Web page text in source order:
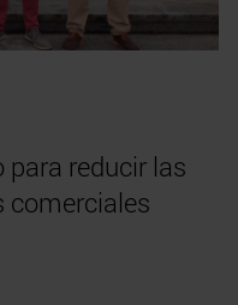
para reducir las
comerciales